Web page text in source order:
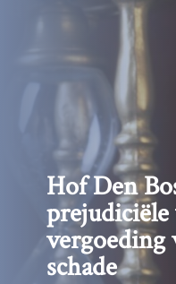
Hof Den
vergoeding
schade